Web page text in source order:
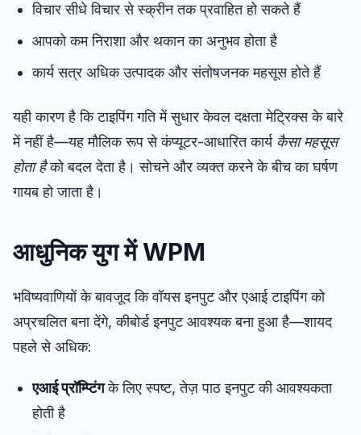
विचार सीधे विचार से स्क्रीन तक प्रवाहित हो सकते हैं
आपको कम निराशा और थकान का अनुभव होता है
कार्य सत्र अधिक उत्पादक और संतोषजनक महसूस होते हैं
यही कारण है कि टाइपिंग गति में सुधार केवल दक्षता मेट्रिक्स के बारे
में नहीं है—यह मौलिक रूप से कंप्यूटर-आधारित कार्य कैसा महसूस
होता हैको बदल देता है। सोचने और व्यक्त करने के बीच का घर्षण
गायब हो जाता है।
आधुनिक युग में WPM
भविष्यवाणियों के बावजूद कि वॉयस इनपुट और एआई टाइपिंग को
अप्रचलित बना देंगे, कीबोर्ड इनपुट आवश्यक बना हुआ है—शायद
पहले से अधिक:
एआई प्रॉम्प्टिंगके लिए स्पष्ट, तेज़ पाठ इनपुट की आवश्यकता
होती है